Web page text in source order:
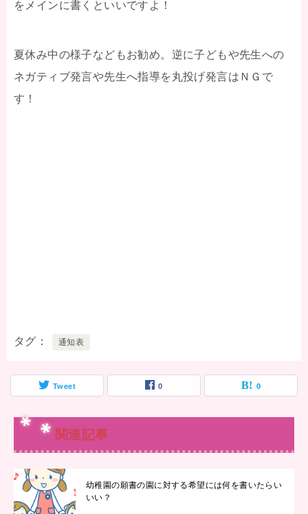
をメインに書くといいですよ！
夏休み中の様子などもお勧め。逆に子どもや先生への
ネガティブ発言や先生へ指導を丸投げ発言はＮＧで
す！
タグ 通知表
Tweet 0 0
関連記事
幼稚園の願書の園に対する希望には何を書いたらい
いい？